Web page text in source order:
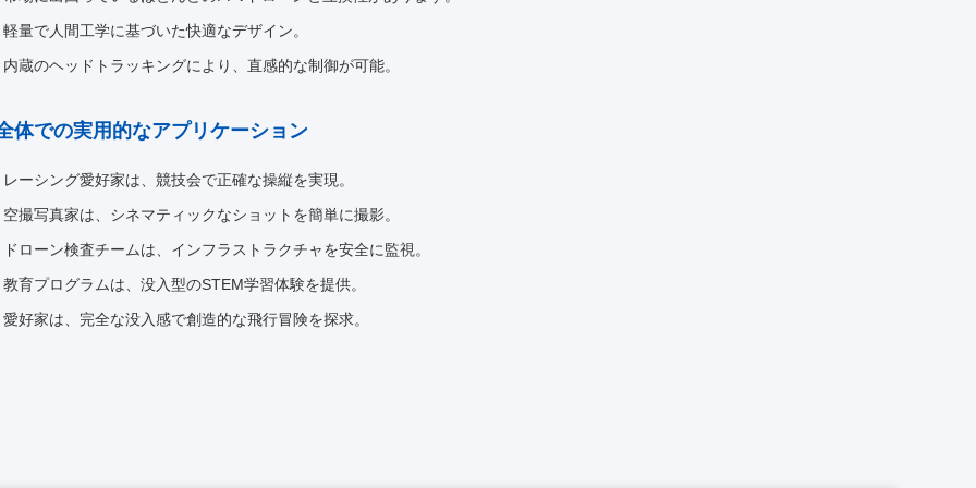
軽量で人間工学に基づいた快適なデザイン。
内蔵のヘッドトラッキングにより、直感的な制御が可能。
体での実用的なアプリケーション
レーシング愛好家は、競技会で正確な操縦を実現。
空撮写真家は、シネマティックなショットを簡単に撮影。
ドローン検査チームは、インフラストラクチャを安全に監視。
教育プログラムは、没入型のSTEM学習体験を提供。
愛好家は、完全な没入感で創造的な飛行冒険を探求。